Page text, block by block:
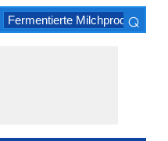
Fermentierte Milchprodukte
⌕